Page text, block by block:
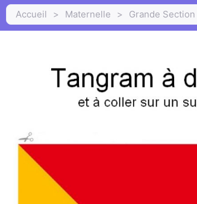
Accueil > Maternelle > Grande Section